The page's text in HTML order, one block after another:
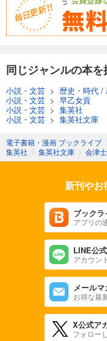
同じジャンルの本を
小説・文芸 > 歴史・時代 /
小説・文芸 > 早乙女貢
小説・文芸 > 集英社
小説・文芸 > 集英社文庫
電子書籍・漫画 ブックライブ 〉
集英社 〉 集英社文庫 〉 会津
新刊やお
ブックラ
アプリの
LINE公
アカウン
メール
お得な最
X公式ア
フォロー